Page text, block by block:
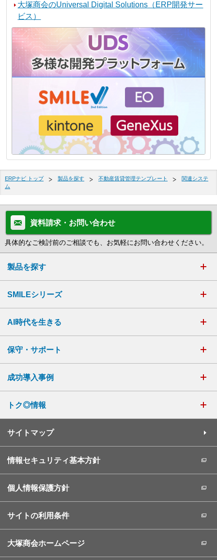
大塚商会のUniversal Digital Solutions（ERP開発サー
ビス）
ERPナビ トップ 製品を探す 不動産賃貸管理テンプレート
関連システ
ム
資料請求・お問い合わせ
具体的なご検討前のご相談でも、お気軽にお問い合わせください。
製品を探す
SMILEシリーズ
AI時代を生きる
保守・サポート
成功導入事例
トク◎情報
サイトマップ
情報セキュリティ基本方針
個人情報保護方針
サイトの利用条件
大塚商会ホームページ